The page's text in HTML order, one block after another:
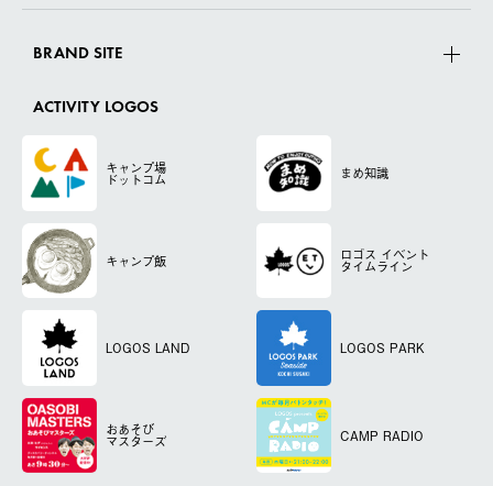
BRAND SITE
ACTIVITY LOGOS
キャンプ場
ドットコム まめ知識
キャンプ飯 ロゴス イベント
タイムライン
LOGOS LAND LOGOS PARK
おあそび
マスターズ CAMP RADIO